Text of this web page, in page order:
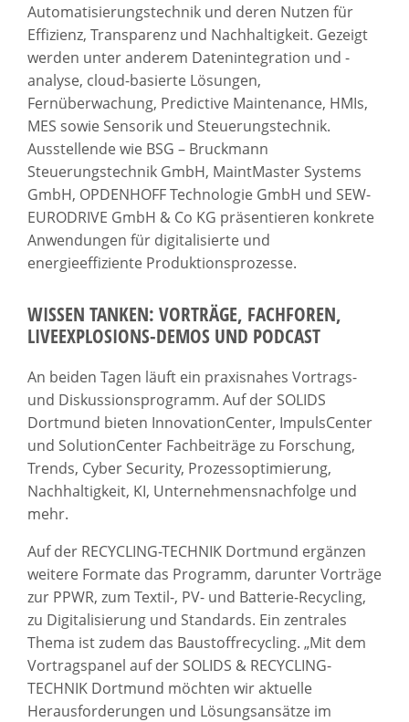
Automatisierungstechnik und deren Nutzen für
Effizienz, Transparenz und Nachhaltigkeit. Gezeigt
werden unter anderem Datenintegration und -
analyse, cloud-basierte Lösungen,
Fernüberwachung, Predictive Maintenance, HMIs,
MES sowie Sensorik und Steuerungstechnik.
Ausstellende wie BSG – Bruckmann
Steuerungstechnik GmbH, MaintMaster Systems
GmbH, OPDENHOFF Technologie GmbH und SEW-
EURODRIVE GmbH & Co KG präsentieren konkrete
Anwendungen für digitalisierte und
energieeffiziente Produktionsprozesse.
WISSEN TANKEN: VORTRÄGE, FACHFOREN,
LIVEEXPLOSIONS-DEMOS UND PODCAST
An beiden Tagen läuft ein praxisnahes Vortrags-
und Diskussionsprogramm. Auf der SOLIDS
Dortmund bieten InnovationCenter, ImpulsCenter
und SolutionCenter Fachbeiträge zu Forschung,
Trends, Cyber Security, Prozessoptimierung,
Nachhaltigkeit, KI, Unternehmensnachfolge und
mehr.
Auf der RECYCLING-TECHNIK Dortmund ergänzen
weitere Formate das Programm, darunter Vorträge
zur PPWR, zum Textil-, PV- und Batterie-Recycling,
zu Digitalisierung und Standards. Ein zentrales
Thema ist zudem das Baustoffrecycling. „Mit dem
Vortragspanel auf der SOLIDS & RECYCLING-
TECHNIK Dortmund möchten wir aktuelle
Herausforderungen und Lösungsansätze im